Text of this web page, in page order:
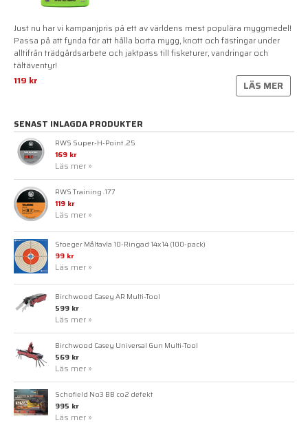
Just nu har vi kampanjpris på ett av världens mest populära myggmedel!
Passa på att fynda för att hålla borta mygg, knott och fästingar under
alltifrån trädgårdsarbete och jaktpass till fisketurer, vandringar och
tältäventyr!
119 kr
LÄS MER
SENAST INLAGDA PRODUKTER
RWS Super-H-Point .25
169 kr
Läs mer »
RWS Training .177
119 kr
Läs mer »
Stoeger Måltavla 10-Ringad 14x14 (100-pack)
99 kr
Läs mer »
Birchwood Casey AR Multi-Tool
599 kr
Läs mer »
Birchwood Casey Universal Gun Multi-Tool
569 kr
Läs mer »
Schofield No3 BB co2 defekt
995 kr
Läs mer »